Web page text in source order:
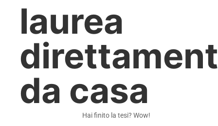
laurea
da casa
Hai finito la tesi? Wow!